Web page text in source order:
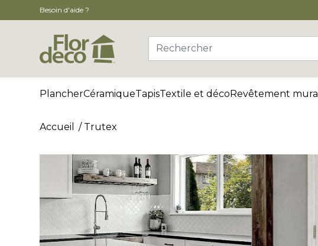
Besoin d'aide ?
Rechercher
PlancherCéramiqueTapisTextile et décoRevêtement mural
Accueil Trutex